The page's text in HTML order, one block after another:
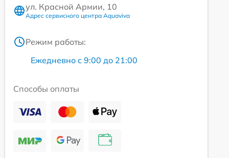
ул. Красной Армии, 10
Адрес сервисного центра Aquaviva
Режим работы:
Ежедневно с 9:00 до 21:00
Способы оплаты